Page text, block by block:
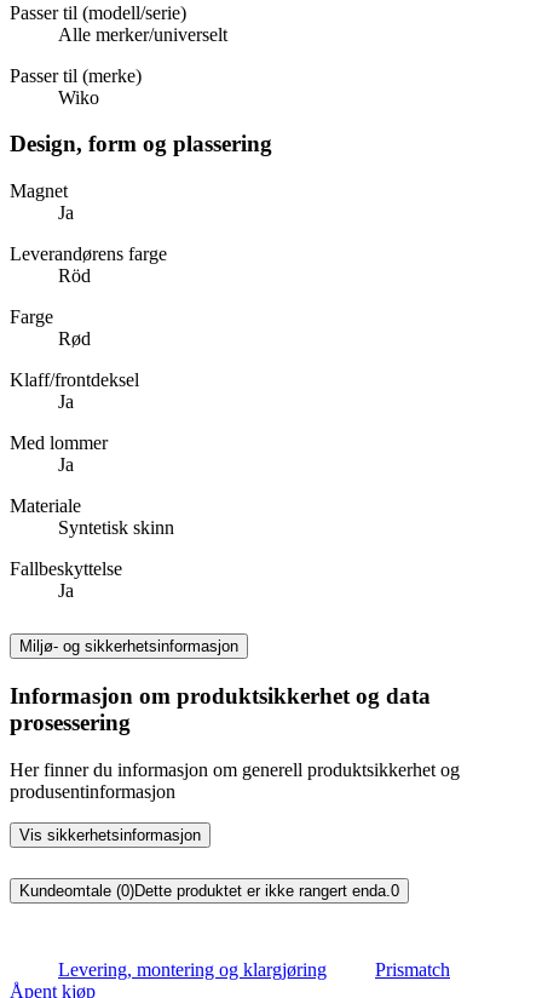
Passer til (modell/serie)
Alle merker/universelt
Passer til (merke)
Wiko
Design, form og plassering
Magnet
Ja
Leverandørens farge
Röd
Farge
Rød
Klaff/frontdeksel
Ja
Med lommer
Ja
Materiale
Syntetisk skinn
Fallbeskyttelse
Ja
Miljø- og sikkerhetsinformasjon
Informasjon om produktsikkerhet og data
prosessering
Her finner du informasjon om generell produktsikkerhet og
produsentinformasjon
Vis sikkerhetsinformasjon
Kundeomtale (0)Dette produktet er ikke rangert enda.0
Levering, montering og klargjøring
Prismatch
Åpent kjøp